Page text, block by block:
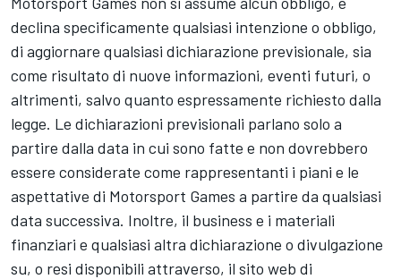
declina specificamente qualsiasi intenzione o obbligo,
di aggiornare qualsiasi dichiarazione previsionale, sia
come risultato di nuove informazioni, eventi futuri, o
altrimenti, salvo quanto espressamente richiesto dalla
legge. Le dichiarazioni previsionali parlano solo a
partire dalla data in cui sono fatte e non dovrebbero
essere considerate come rappresentanti i piani e le
aspettative di Motorsport Games a partire da qualsiasi
data successiva. Inoltre, il business e i materiali
finanziari e qualsiasi altra dichiarazione o divulgazione
su, o resi disponibili attraverso, il sito web di